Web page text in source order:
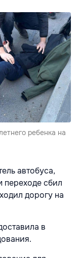
ребенка на
автобуса,
сбил
дорогу на
в